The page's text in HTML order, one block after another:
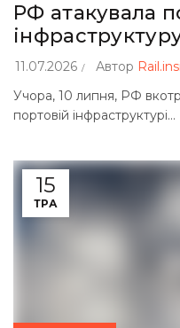
РФ атакувала
11.07.2026 Автор
Учора, 10 липня, РФ
портовій інфраструктурі...
15
ТРА